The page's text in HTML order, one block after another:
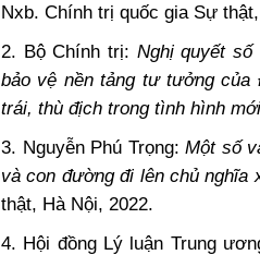
Nxb. Chính trị quốc gia Sự
2. Bộ Chính trị: Nghị quyết số
bảo vệ nền tảng tư tưởng của
trái, thù địch trong tình hình
3. Nguyễn Phú Trọng:Một số
và con đường đi lên chủ nghĩa
thật, Hà Nội, 2022.
4. Hội đồng Lý luận Trung